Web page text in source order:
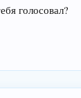
голосовал?